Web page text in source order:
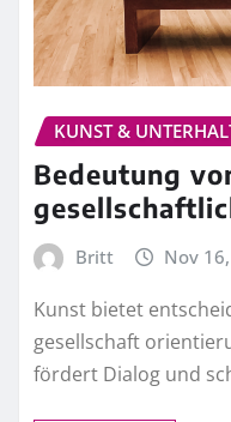
KUNST &
Bedeutung
Britt Nov
Kunst bietet
gesellschaft
fördert Dialog und